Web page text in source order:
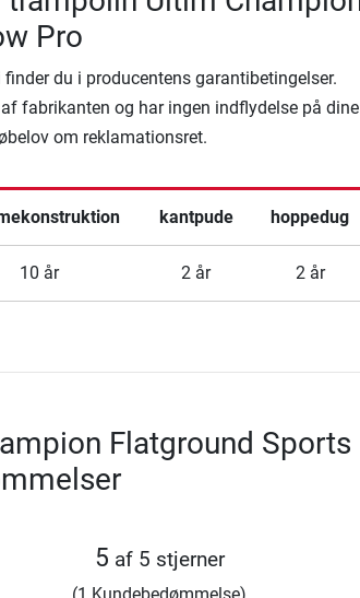
Pro
du i producentens garantibetingelser.
fabrikanten og har ingen indflydelse på dine
om reklamationsret.
kantpude hoppedug
10 år 2 år 2 år
Flatground Sports
5 af 5 stjerner